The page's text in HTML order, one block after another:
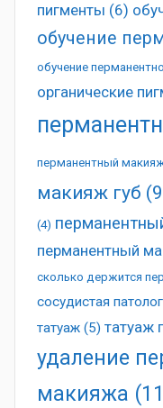
пигменты (6)
обучение
обучение
органические
перманентный
макияж губ
(4)
перманентный
сколько держится
сосудистая
татуаж (5) татуаж
удаление
макияжа